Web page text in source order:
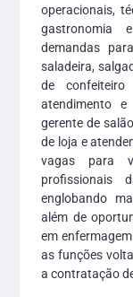
operacionais,
gastronomia
demandas
saladeira,
de
atendimento
gerente de
de loja e
vagas para
profissionais
englobando
além de
em
as funções
a contratação